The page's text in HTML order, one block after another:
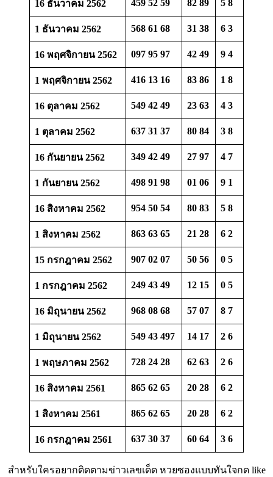
16 ธันวาคม 2562 459 52 59 82 89 5 8
1 ธันวาคม 2562 568 61 68 31 38 6 3
16 พฤศจิกายน 2562 097 95 97 42 49 9 4
1 พฤศจิกายน 2562 416 13 16 83 86 1 8
16 ตุลาคม 2562 549 42 49 23 63 4 3
1 ตุลาคม 2562 637 31 37 80 84 3 8
16 กันยายน 2562 349 42 49 27 97 4 7
1 กันยายน 2562 498 91 98 01 06 9 1
16 สิงหาคม 2562 954 50 54 80 83 5 8
1 สิงหาคม 2562 863 63 65 21 28 6 2
15 กรกฎาคม 2562 907 02 07 50 56 0 5
1 กรกฎาคม 2562 249 43 49 12 15 0 5
16 มิถุนายน 2562 968 08 68 57 07 8 7
1 มิถุนายน 2562 549 43 497 14 17 2 6
1 พฤษภาคม 2562 728 24 28 62 63 2 6
16 สิงหาคม 2561 865 62 65 20 28 6 2
1 สิงหาคม 2561 865 62 65 20 28 6 2
16 กรกฎาคม 2561 637 30 37 60 64 3 6
สำหรับใครอยากติดตามข่าวเลขเด็ด หวยซองแบบทันใจกด like